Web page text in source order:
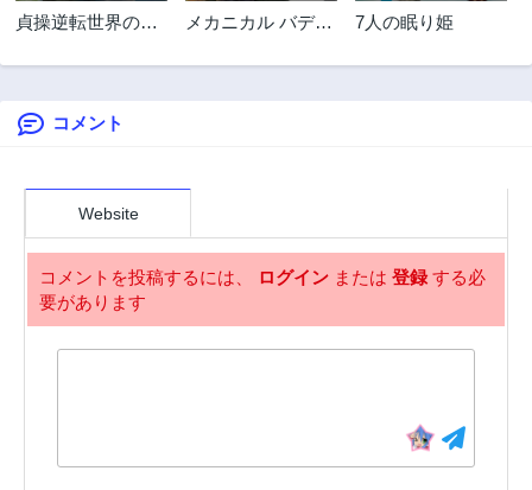
2年前 2年前
第54話 第53話
第52話
第51.2話
2年前 2年前
第47話
貞操逆転世界の童
メカニカル バディ
7人の眠り姫
コメント
Website
コメントを投稿するには、 ログイン または 登録する必
要があります